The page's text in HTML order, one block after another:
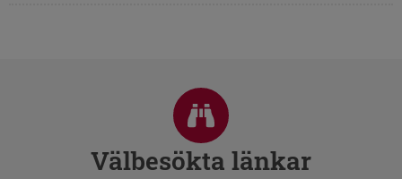
Välbesökta länkar